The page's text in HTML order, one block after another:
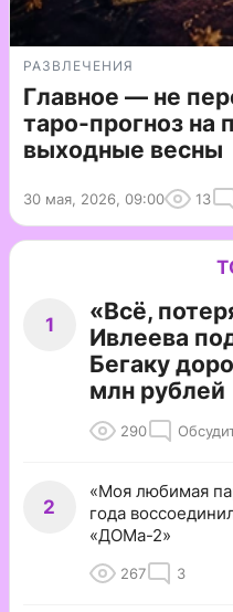
РАЗВЛЕЧЕНИЯ
Главное — не
таро-прогноз на
выходные весны
30 мая, 2026, 09:00 13
1
«Всё,
Ивлеева
Бегаку
млн рублей
290
2
«Моя любимая
года
«ДОМа-2»
267 3